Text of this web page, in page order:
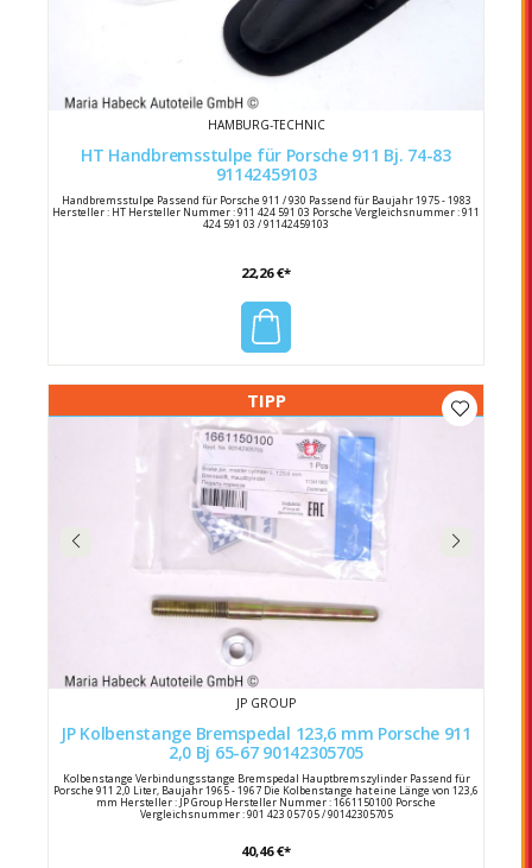
HAMBURG-TECHNIC
HT Handbremsstulpe für Porsche 911 Bj. 74-83
91142459103
Handbremsstulpe Passend für Porsche 911 / 930 Passend für Baujahr 1975 - 1983
Hersteller : HT Hersteller Nummer : 911 424 591 03 Porsche Vergleichsnummer : 911
424 591 03 / 91142459103
22,26 €*
TIPP
JP GROUP
JP Kolbenstange Bremspedal 123,6 mm Porsche 911
2,0 Bj 65-67 90142305705
Kolbenstange Verbindungsstange Bremspedal Hauptbremszylinder Passend für
Porsche 911 2,0 Liter, Baujahr 1965 - 1967 Die Kolbenstange hat eine Länge von 123,6
mm Hersteller : JP Group Hersteller Nummer : 1661150100 Porsche
Vergleichsnummer : 901 423 057 05 / 90142305705
40,46 €*